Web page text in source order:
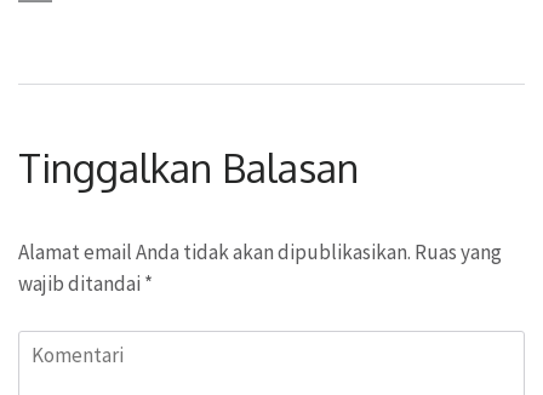
Tinggalkan Balasan
Alamat email Anda tidak akan dipublikasikan. Ruas yang
wajib ditandai *
Komentari